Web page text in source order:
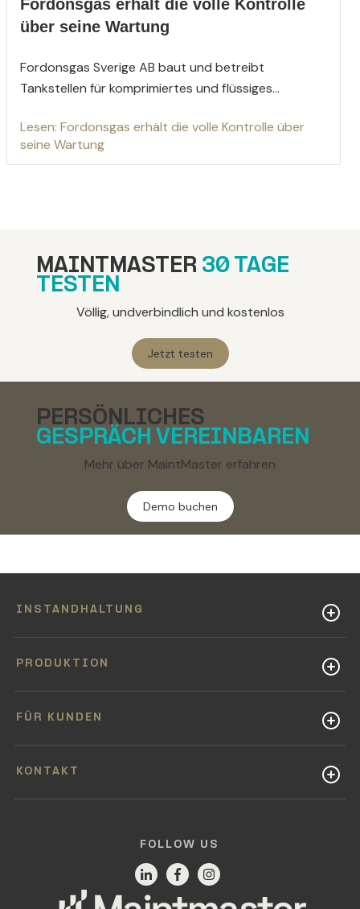
Fordonsgas erhält die volle Kontrolle
über seine Wartung
Fordonsgas Sverige AB baut und betreibt
Tankstellen für komprimiertes und flüssiges...
Lesen: Fordonsgas erhält die volle Kontrolle über
seine Wartung
MAINTMASTER 30 TAGE
TESTEN
Völlig, undverbindlich und kostenlos
Jetzt testen
PERSÖNLICHES
GESPRÄCH VEREINBAREN
Mehr über MaintMaster erfahren
Demo buchen
INSTANDHALTUNG
PRODUKTION
FÜR KUNDEN
KONTAKT
FOLLOW US